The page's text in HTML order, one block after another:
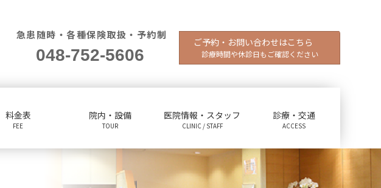
急患随時・各種保険取扱・予約制
048-752-5606
ご予約・お問い合わせはこちら
診療時間や休診日もご確認ください
料金表
FEE
院内・設備
TOUR
医院情報・スタッフ
CLINIC / STAFF
診療・交通
ACCESS